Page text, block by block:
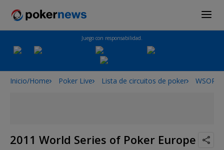
Juego con responsabilidad.
Inicio/Home Poker Live Lista de circuitos de poker WSOPE
2011 World Series of Poker Europe